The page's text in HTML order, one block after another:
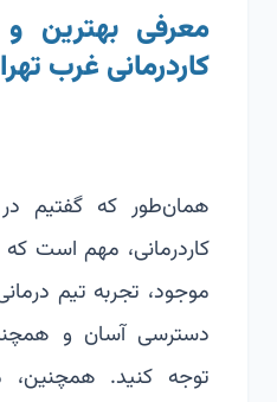
معرفی بهترین و
کاردرمانی غرب
همان‌طور که گفتیم
کاردرمانی، مهم است
موجود، تجربه تیم
دسترسی آسان و
توجه کنید. همچنین،